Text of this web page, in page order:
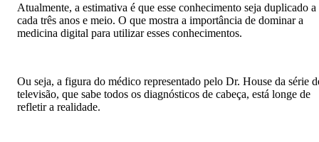
Atualmente, a estimativa é que esse conhecimento seja duplicado a
cada três anos e meio. O que mostra a importância de dominar a
medicina digital para utilizar esses conhecimentos.
Ou seja, a figura do médico representado pelo Dr. House da série
televisão, que sabe todos os diagnósticos de cabeça, está longe de
refletir a realidade.